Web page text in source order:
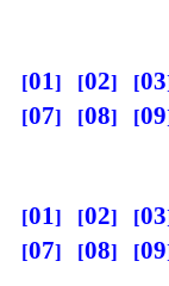
01 02 03
07
08 09
01 02 03
07
08 09